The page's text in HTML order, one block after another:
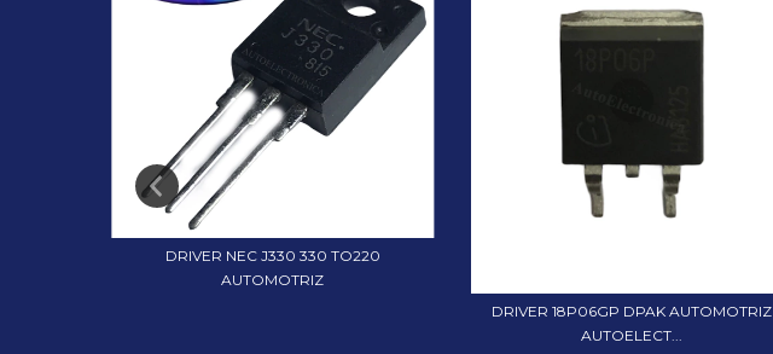
DRIVER NEC J330 330 TO220
AUTOMOTRIZ
DRIVER 18P06GP DPAK AUTOMOTRIZ
AUTOELECT...